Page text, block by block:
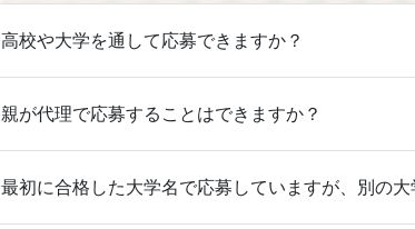
高校や大学を通して応募できますか？
親が代理で応募することはできますか？
最初に合格した大学名で応募していますが、別の